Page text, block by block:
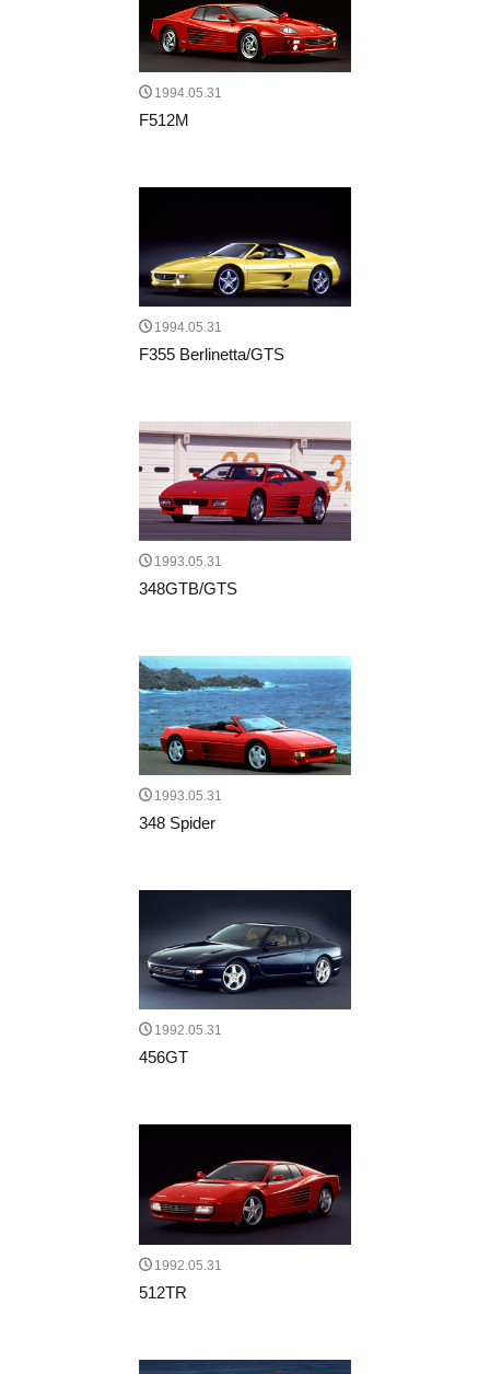
1994.05.31
F512M
1994.05.31
F355 Berlinetta/GTS
1993.05.31
348GTB/GTS
1993.05.31
348 Spider
1992.05.31
456GT
1992.05.31
512TR